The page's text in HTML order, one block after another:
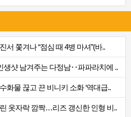
서 쫓겨나 “점심 때 4병 마셔”(바..
생샷 남겨주는 다정남‥파파라치에 ..
화물 끊고 끈 비니키 소화 ‘역대급..
옷자락 깜짝…리즈 갱신한 인형 비..